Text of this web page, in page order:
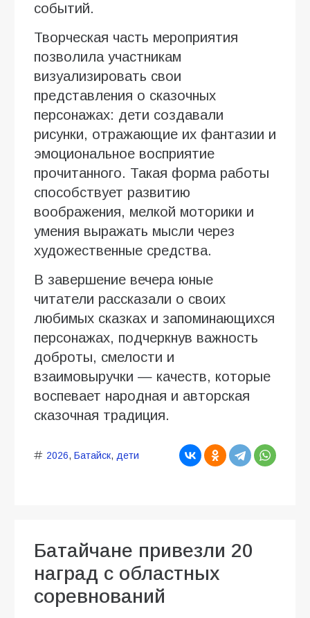
событий.
Творческая часть мероприятия
позволила участникам
визуализировать свои
представления о сказочных
персонажах: дети создавали
рисунки, отражающие их фантазии и
эмоциональное восприятие
прочитанного. Такая форма работы
способствует развитию
воображения, мелкой моторики и
умения выражать мысли через
художественные средства.
В завершение вечера юные
читатели рассказали о своих
любимых сказках и запоминающихся
персонажах, подчеркнув важность
доброты, смелости и
взаимовыручки — качеств, которые
воспевает народная и авторская
сказочная традиция.
2026, Батайск, дети
Батайчане привезли 20
наград с областных
соревнований